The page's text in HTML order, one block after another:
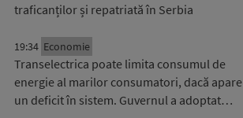
traficanților și repatriată în Serbia
19:34 Economie
Transelectrica poate limita consumul de
energie al marilor consumatori, dacă apare
un deficit în sistem. Guvernul a adoptat…